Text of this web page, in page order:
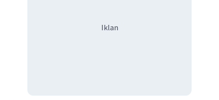
Iklan